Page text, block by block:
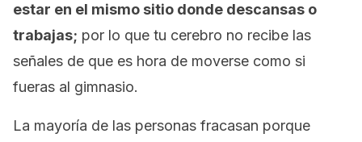
estar en el mismo sitio donde descansas o
trabajas; por lo que tu cerebro no recibe las
señales de que es hora de moverse como si
fueras al gimnasio.
La mayoría de las personas fracasan porque